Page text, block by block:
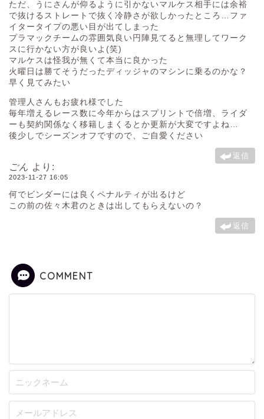
ただ、うにさんが仰るように引かないマルケス相手には余裕
で抜けるストレートで抜く冷静さが欲しかったところ…ファ
イタータイプの悪い目が出てしまった
プラマックチームの雰囲気良い円陣見てると無理してワーク
スに行かない方が良いよ(笑)
マルケスは怪我が無くて本当に良かった
火曜日は勝てそうだったディッジャのマシンに乗るのかな？
早く見てみたい
管理人さんもお疲れ様でした
毎年増えるレース数に今年からはスプリントで倍増、ライダ
ーも契約関係なく移籍しまくるとか更新が大変ですよね…
後少しでシーズンオフですので、ご自愛ください
返信
ごん より:
2023-11-27 16:05
何でビンダーには良くペナルティが出るけど
この前の佐々木君のときは出してもらえないの？
返信
COMMENT